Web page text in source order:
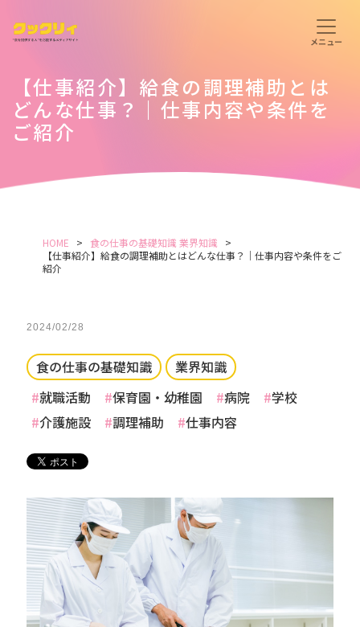
【仕事紹介】給食の調理補助とは
どんな仕事？｜仕事内容や条件を
ご紹介
HOME 食の仕事の基礎知識 業界知識
【仕事紹介】給食の調理補助とはどんな仕事？｜仕事内容や条件をご
紹介
2024/02/28
食の仕事の基礎知識
業界知識
就職活動
保育園・幼稚園 病院
学校
介護施設
調理補助 仕事内容